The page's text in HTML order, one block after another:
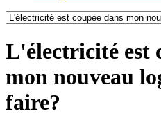
L'électricité est
mon nouveau
faire?